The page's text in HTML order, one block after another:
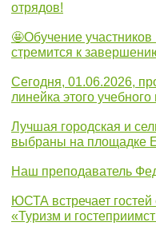
отрядов!
🤩Обучение участников
стремится к
Сегодня, 01.06.2026,
линейка этого учебного
Лучшая городская и
выбраны на площадке
Наш преподаватель
ЮСТА встречает гостей
«Туризм и